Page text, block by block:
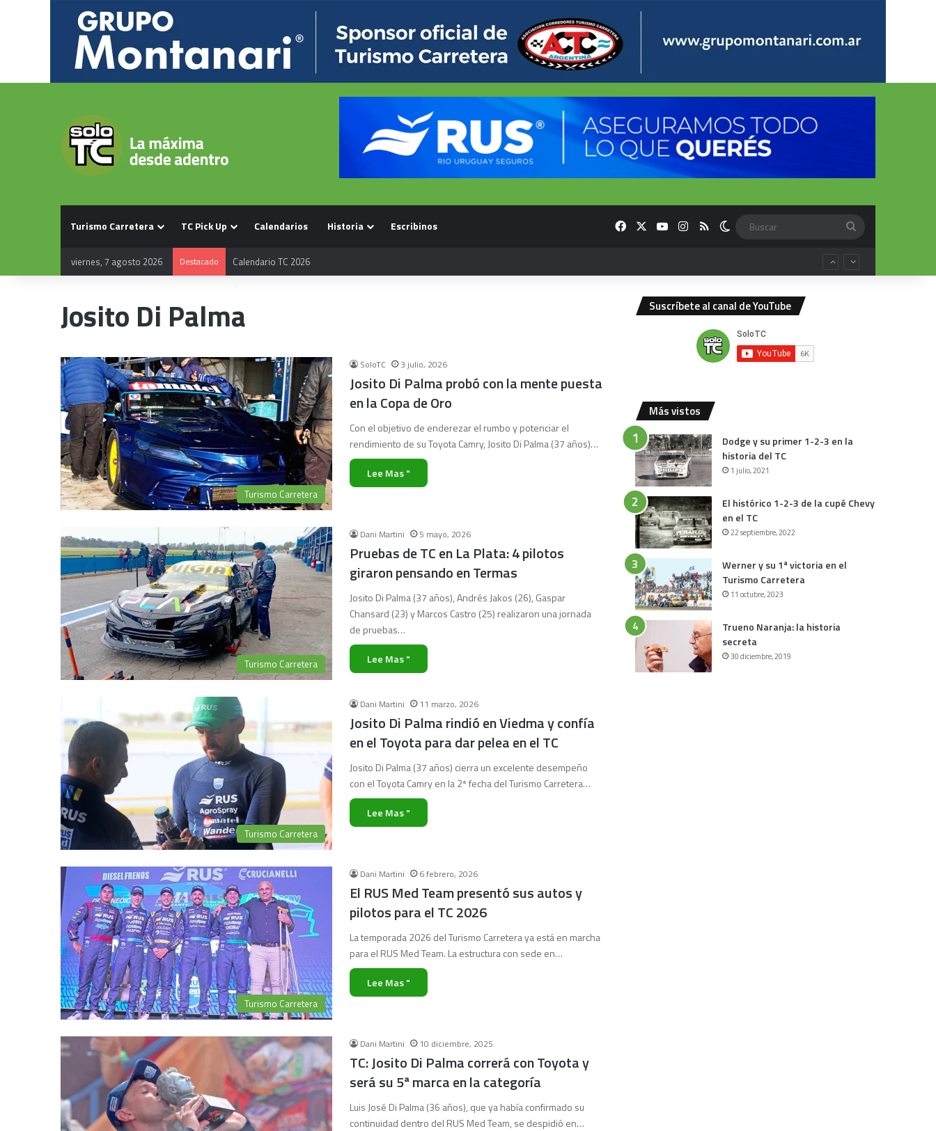
Turismo Carretera TC Pick Up Calendarios Historia Escribinos FacebookYouTubeInstagram
RSS Switch skin
viernes, 7 agosto 2026 Destacado Calendario TC 2026
Josito Di Palma
Turismo Carretera
SoloTC 3 julio, 2026
Josito Di Palma probó con la mente puesta
en la Copa de Oro
Con el objetivo de enderezar el rumbo y potenciar el
rendimiento de su Toyota Camry, Josito Di Palma (37 años)…
Lee Mas "
Turismo Carretera
Dani Martini 5 mayo, 2026
Pruebas de TC en La Plata: 4 pilotos
giraron pensando en Termas
Josito Di Palma (37 años), Andrés Jakos (26), Gaspar
Chansard (23) y Marcos Castro (25) realizaron una jornada
de pruebas…
Lee Mas "
Turismo Carretera
Dani Martini 11 marzo, 2026
Josito Di Palma rindió en Viedma y confía
en el Toyota para dar pelea en el TC
Josito Di Palma (37 años) cierra un excelente desempeño
con el Toyota Camry en la 2ª fecha del Turismo Carretera…
Lee Mas "
Turismo Carretera
Dani Martini 6 febrero, 2026
El RUS Med Team presentó sus autos y
pilotos para el TC 2026
La temporada 2026 del Turismo Carretera ya está en marcha
para el RUS Med Team. La estructura con sede en…
Lee Mas "
Dani Martini 10 diciembre, 2025
TC: Josito Di Palma correrá con Toyota y
será su 5ª marca en la categoría
Luis José Di Palma (36 años), que ya había confirmado su
continuidad dentro del RUS Med Team, se despidió en…
Suscríbete al canal de YouTube
Más vistos
Dodge y su primer 1-2-3 en la
historia del TC
1 julio, 2021
El histórico 1-2-3 de la cupé Chevy
en el TC
22 septiembre, 2022
Werner y su 1ª victoria en el
Turismo Carretera
11 octubre, 2023
Trueno Naranja: la historia
secreta
30 diciembre, 2019